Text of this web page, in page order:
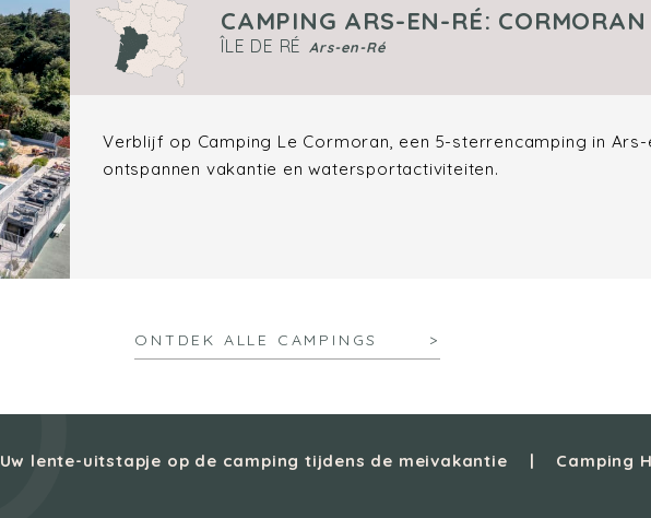
CAMPING ARS-EN-RÉ: CORMORAN
ÎLE DE RÉ Ars-en-Ré
Verblijf op Camping Le Cormoran, een 5-sterrencamping in Ars-
ontspannen vakantie en watersportactiviteiten.
ONTDEK ALLE CAMPINGS
Uw lente-uitstapje op de camping tijdens de meivakantie Camping